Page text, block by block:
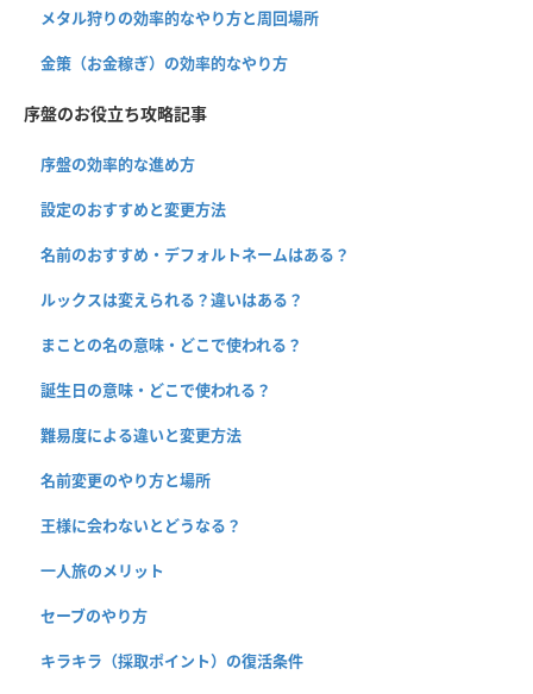
メタル狩りの効率的なやり方と周回場所
金策（お金稼ぎ）の効率的なやり方
序盤のお役立ち攻略記事
序盤の効率的な進め方
設定のおすすめと変更方法
名前のおすすめ・デフォルトネームはある？
ルックスは変えられる？違いはある？
まことの名の意味・どこで使われる？
誕生日の意味・どこで使われる？
難易度による違いと変更方法
名前変更のやり方と場所
王様に会わないとどうなる？
一人旅のメリット
セーブのやり方
キラキラ（採取ポイント）の復活条件